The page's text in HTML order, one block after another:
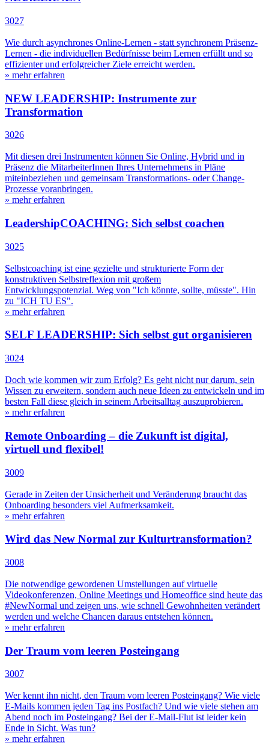
3027
Wie durch asynchrones Online-Lernen - statt synchronem Präsenz-
Lernen - die individuellen Bedürfnisse beim Lernen erfüllt und so
effizienter und erfolgreicher Ziele erreicht werden.
» mehr erfahren
NEW LEADERSHIP: Instrumente zur
Transformation
3026
Mit diesen drei Instrumenten können Sie Online, Hybrid und in
Präsenz die MitarbeiterInnen Ihres Unternehmens in Pläne
miteinbeziehen und gemeinsam Transformations- oder Change-
Prozesse voranbringen.
» mehr erfahren
LeadershipCOACHING: Sich selbst coachen
3025
Selbstcoaching ist eine gezielte und strukturierte Form der
konstruktiven Selbstreflexion mit großem
Entwicklungspotenzial. Weg von "Ich könnte, sollte, müsste". Hin
zu "ICH TU ES".
» mehr erfahren
SELF LEADERSHIP: Sich selbst gut organisieren
3024
Doch wie kommen wir zum Erfolg? Es geht nicht nur darum, sein
Wissen zu erweitern, sondern auch neue Ideen zu entwickeln und im
besten Fall diese gleich in seinem Arbeitsalltag auszuprobieren.
» mehr erfahren
Remote Onboarding – die Zukunft ist digital,
virtuell und flexibel!
3009
Gerade in Zeiten der Unsicherheit und Veränderung braucht das
Onboarding besonders viel Aufmerksamkeit.
» mehr erfahren
Wird das New Normal zur Kulturtransformation?
3008
Die notwendige gewordenen Umstellungen auf virtuelle
Videokonferenzen, Online Meetings und Homeoffice sind heute das
#NewNormal und zeigen uns, wie schnell Gewohnheiten verändert
werden und welche Chancen daraus entstehen können.
» mehr erfahren
Der Traum vom leeren Posteingang
3007
Wer kennt ihn nicht, den Traum vom leeren Posteingang? Wie viele
E-Mails kommen jeden Tag ins Postfach? Und wie viele stehen am
Abend noch im Posteingang? Bei der E-Mail-Flut ist leider kein
Ende in Sicht. Was tun?
» mehr erfahren